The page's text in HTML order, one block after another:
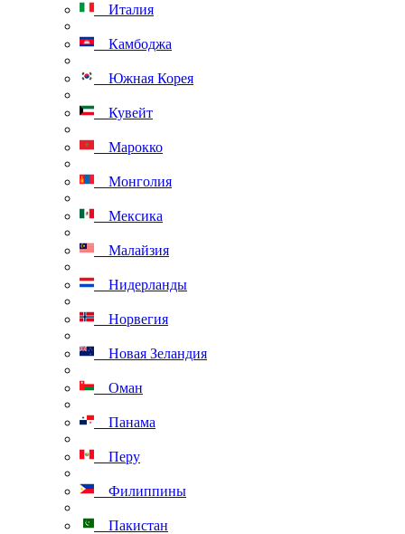
Италия
Камбоджа
Южная Корея
Кувейт
Марокко
Монголия
Мексика
Малайзия
Нидерланды
Норвегия
Новая Зеландия
Оман
Панама
Перу
Филиппины
Пакистан